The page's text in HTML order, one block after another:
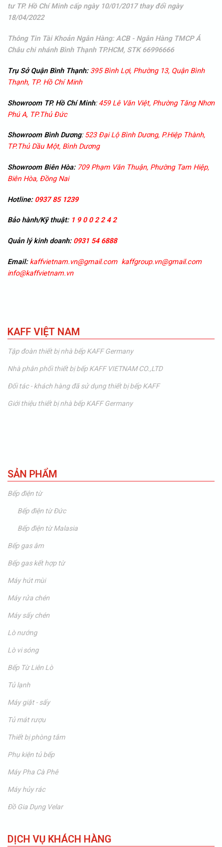
tư TP. Hồ Chí Minh cấp ngày 10/01/2017 thay đổi ngày
18/04/2022
Thông Tin Tài Khoản Ngân Hàng: ACB - Ngân Hàng TMCP Á
Châu chi nhánh Bình Thạnh TP.HCM, STK 66996666
Trụ Sở Quận Bình Thạnh: 395 Bình Lợi, Phường 13, Quận Bình
Thạnh, TP. Hồ Chí Minh
Showroom TP. Hồ Chí Minh:459 Lê Văn Việt, Phường Tăng Nhơn
Phú A, TP.Thủ Đức
Showroom Bình Dương:523 Đại Lộ Bình Dương, P.Hiệp Thành,
TP.Thủ Dầu Một, Bình Dương
Showroom Biên Hòa: 709 Phạm Văn Thuận, Phường Tam Hiệp,
Biên Hòa, Đồng Nai
Hotline:0937 85 1239
Bảo hành/Kỹ thuật: 1 9 0 0 2 2 4 2
Quản lý kinh doanh:0931 54 6888
Email: kaffvietnam.vn@gmail.com kaffgroup.vn@gmail.com
info@kaffvietnam.vn
KAFF VIỆT NAM
Tập đoàn thiết bị nhà bếp KAFF Germany
Nhà phân phối thiết bị bếp KAFF VIETNAM CO.,LTD
Đối tác - khách hàng đã sử dụng thiết bị bếp KAFF
Giới thiệu thiết bị nhà bếp KAFF Germany
SẢN PHẨM
Bếp điện từ
Bếp điện từ Đức
Bếp điện từ Malasia
Bếp gas âm
Bếp gas kết hợp từ
Máy hút mùi
Máy rửa chén
Máy sấy chén
Lò nướng
Lò vi sóng
Bếp Từ Liên Lò
Tủ lạnh
Máy giặt - sấy
Tủ mát rượu
Thiết bị phòng tắm
Phụ kiện tủ bếp
Máy Pha Cà Phê
Máy hủy rác
Đồ Gia Dụng Velar
DỊCH VỤ KHÁCH HÀNG